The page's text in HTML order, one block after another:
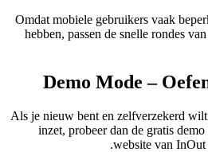
Omdat mobiele gebruikers vaak
hebben, passen de snelle rondes
Als je nieuw bent en zelfverzekerd
inzet, probeer dan de gratis
website van InOut